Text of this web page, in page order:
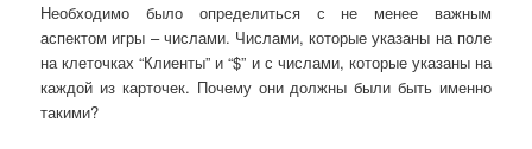
Необходимо было определиться с не менее важным
аспектом игры –числами. Числами, которые указаны на поле
на клеточках“Клиенты” и “$” и с числами, которые указаны на
каждой из карточек. Почему они должны были быть именно
такими?